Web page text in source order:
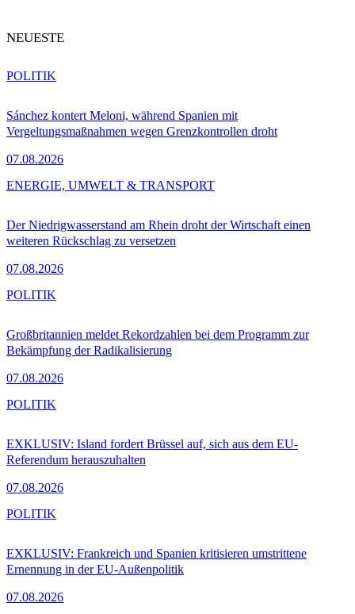
NEUESTE
Sánchez kontert Meloni, während Spanien mit
Vergeltungsmaßnahmen wegen Grenzkontrollen droht
07.08.2026
POLITIK
Der Niedrigwasserstand am Rhein droht der Wirtschaft einen
weiteren Rückschlag zu versetzen
07.08.2026
ENERGIE, UMWELT & TRANSPORT
Großbritannien meldet Rekordzahlen bei dem Programm zur
Bekämpfung der Radikalisierung
07.08.2026
POLITIK
EXKLUSIV: Island fordert Brüssel auf, sich aus dem EU-
Referendum herauszuhalten
07.08.2026
POLITIK
EXKLUSIV: Frankreich und Spanien kritisieren umstrittene
Ernennung in der EU-Außenpolitik
07.08.2026
POLITIK